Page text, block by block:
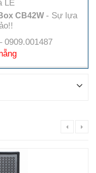
LẺ
CB42W - Sự lựa
0909.001487